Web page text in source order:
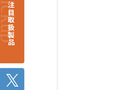
注目取扱製品